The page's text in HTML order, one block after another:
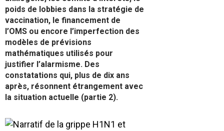
poids de lobbies dans la stratégie de
vaccination, le financement de
l’OMS ou encore l’imperfection des
modèles de prévisions
mathématiques utilisés pour
justifier l’alarmisme. Des
constatations qui, plus de dix ans
après, résonnent étrangement avec
la situation actuelle (partie 2).